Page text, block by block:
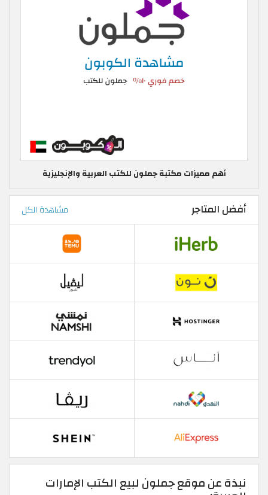
أهم مميزات مكتبة جملون للكتب العربية والإنجليزية
أفضل المتاجر مشاهدة الكل
نبذة عن موقع جملون لبيع الكتب الإمارات